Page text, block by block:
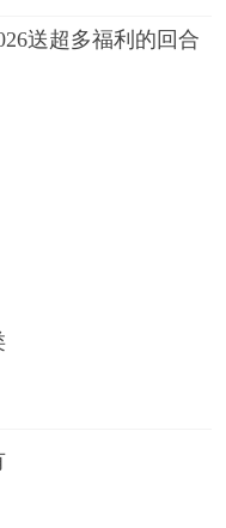
送超多福利的回合